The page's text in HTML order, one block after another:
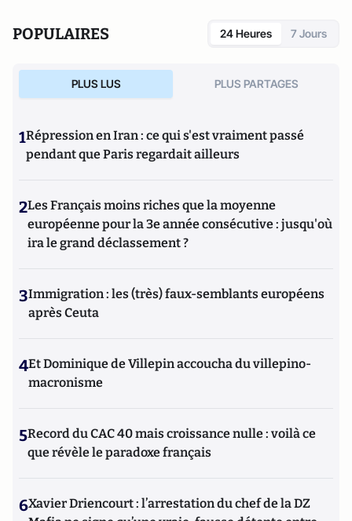
POPULAIRES 24 Heures 7 Jours
PLUS LUS PLUS PARTAGES
1Répression en Iran : ce qui s'est vraiment passé
pendant que Paris regardait ailleurs
2Les Français moins riches que la moyenne
européenne pour la 3e année consécutive : jusqu'où
ira le grand déclassement ?
3Immigration : les (très) faux-semblants européens
après Ceuta
4Et Dominique de Villepin accoucha du villepino-
macronisme
5Record du CAC 40 mais croissance nulle : voilà ce
que révèle le paradoxe français
6Xavier Driencourt : l’arrestation du chef de la DZ